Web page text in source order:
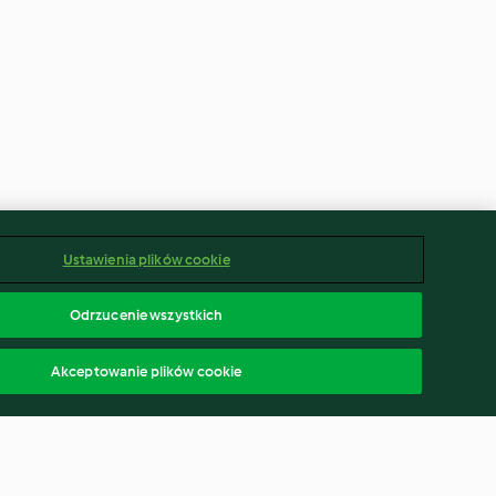
Ustawienia plików cookie
Odrzucenie wszystkich
Akceptowanie plików cookie